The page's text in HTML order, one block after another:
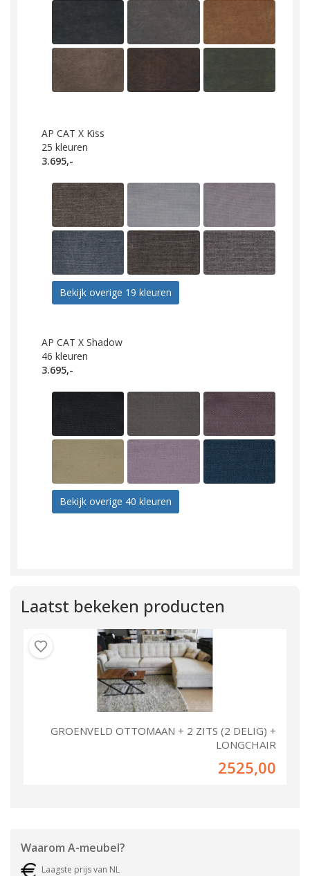
AP CAT X Kiss
25 kleuren
3.695,-
Bekijk overige 19 kleuren
AP CAT X Shadow
46 kleuren
3.695,-
Bekijk overige 40 kleuren
Laatst bekeken producten
GROENVELD OTTOMAAN + 2 ZITS (2 DELIG) +
LONGCHAIR
2525,00
Waarom A-meubel?
Laagste prijs van NL